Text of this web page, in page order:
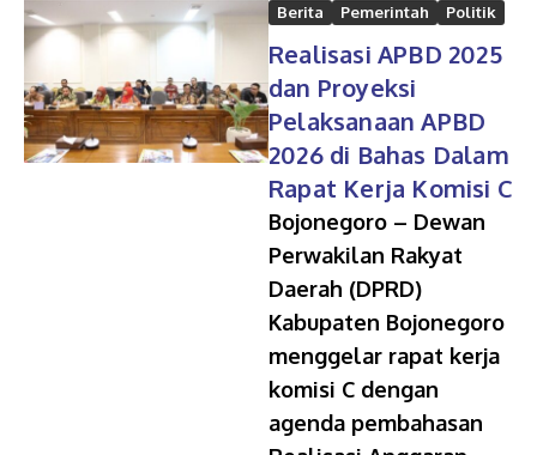
Berita Pemerintah Politik
Realisasi APBD 2025
dan Proyeksi
Pelaksanaan APBD
2026 di Bahas Dalam
Rapat Kerja Komisi C
Bojonegoro – Dewan
Perwakilan Rakyat
Daerah (DPRD)
Kabupaten Bojonegoro
menggelar rapat kerja
komisi C dengan
agenda pembahasan